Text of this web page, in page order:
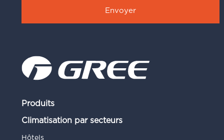
Produits
Climatisation par secteurs
Hôtels